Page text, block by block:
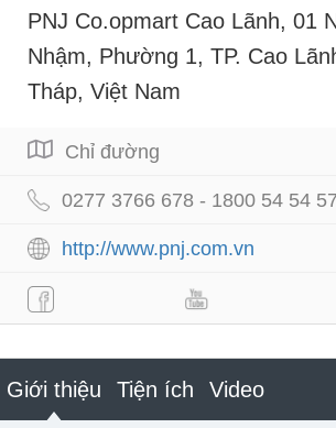
PNJ Co.opmart Cao Lãnh, 01
Nhậm, Phường 1, TP. Cao
Tháp, Việt Nam
Chỉ đường
0277 3766 678 - 1800 54 54 57
http://www.pnj.com.vn
Giới thiệu Tiện ích Video